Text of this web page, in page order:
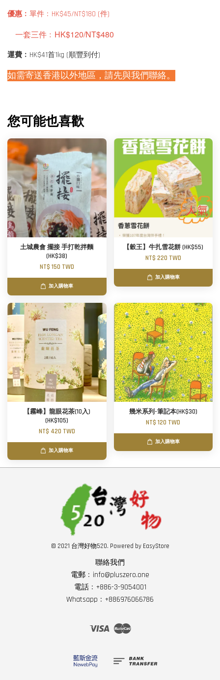
優惠﹕ 單件﹕HK$45/NT$180 (件)
一套三件﹕HK$120/NT$480
運費﹕ HK$41首1kg (順豐到付)
如需寄送香港以外地區，請先與我們聯絡。
您可能也喜歡
土城農會 擺接 手打乾拌麵
(HK$38)
NT$ 150 TWD
加入購物車
【穀王】牛扎雪花餅 (HK$55)
NT$ 220 TWD
加入購物車
【霧峰】龍眼花茶(10入)
(HK$105)
NT$ 420 TWD
加入購物車
幾米系列-筆記本(HK$30)
NT$ 120 TWD
加入購物車
© 2021 台灣好物520. Powered by EasyStore
聯絡我們
電郵﹕info@pluszero.one
電話﹕+886-3-9054001
Whatsapp﹕+886976066786
Visa Master